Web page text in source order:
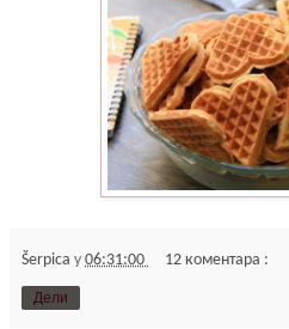
Šerpica у 06:31:00 12 коментара :
Дели